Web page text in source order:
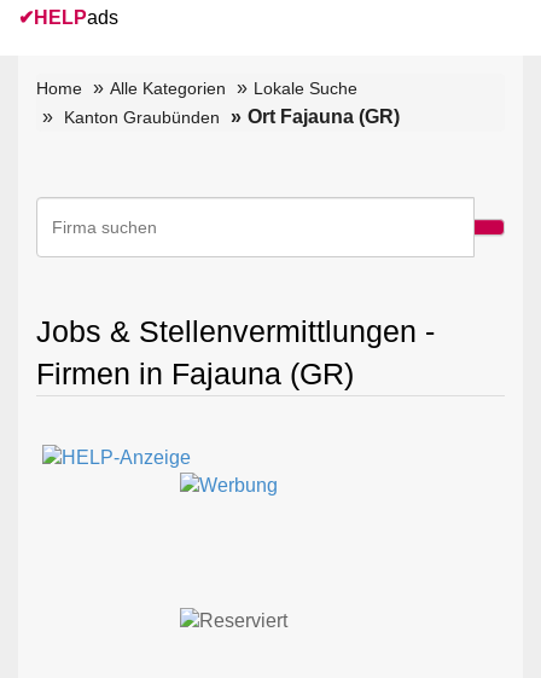
✔ HELPads
Home Alle Kategorien
Lokale Suche
Kanton Graubünden
Ort Fajauna (GR)
Jobs & Stellenvermittlungen -
Firmen in Fajauna (GR)